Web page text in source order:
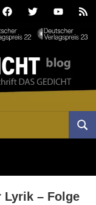
FacebookTwitterYoutube
Lyrik – Folge